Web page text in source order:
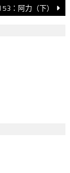
53：阿力（下）